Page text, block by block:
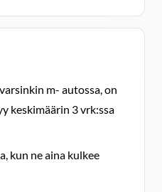
m- autossa, on
keskimäärin 3 vrk:ssa
kun ne aina kulkee